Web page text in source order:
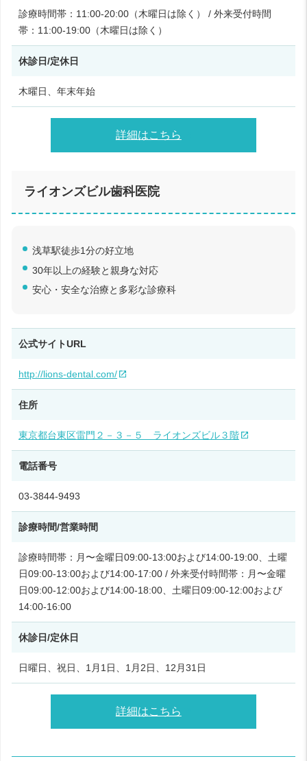
診療時間帯：11:00-20:00（木曜日は除く） / 外来受付時間
帯：11:00-19:00（木曜日は除く）
休診日/定休日
木曜日、年末年始
詳細はこちら
ライオンズビル歯科医院
浅草駅徒歩1分の好立地
30年以上の経験と親身な対応
安心・安全な治療と多彩な診療科
公式サイトURL
http://lions-dental.com/
住所
東京都台東区雷門２－３－５ ライオンズビル３階
電話番号
03-3844-9493
診療時間/営業時間
診療時間帯：月〜金曜日09:00-13:00および14:00-19:00、土曜
日09:00-13:00および14:00-17:00 / 外来受付時間帯：月〜金曜
日09:00-12:00および14:00-18:00、土曜日09:00-12:00および
14:00-16:00
休診日/定休日
日曜日、祝日、1月1日、1月2日、12月31日
詳細はこちら